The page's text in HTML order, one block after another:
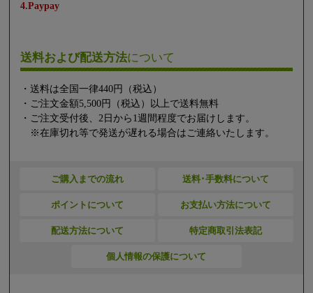
4.Paypay
送料および配送方法について
・送料は全国一律440円（税込）
・ご注文金額5,500円（税込）以上で送料無料
・ご注文受付後、2日から1週間程度でお届けします。
※在庫切れ等で発送が遅れる場合はご連絡いたします。
ご購入までの流れ 送料･手数料について
ポイントについて お支払い方法について
配送方法について 特定商取引法表記
個人情報の保護について